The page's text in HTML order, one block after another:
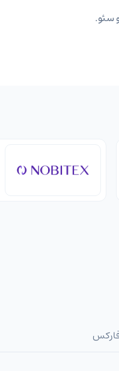
سئو.